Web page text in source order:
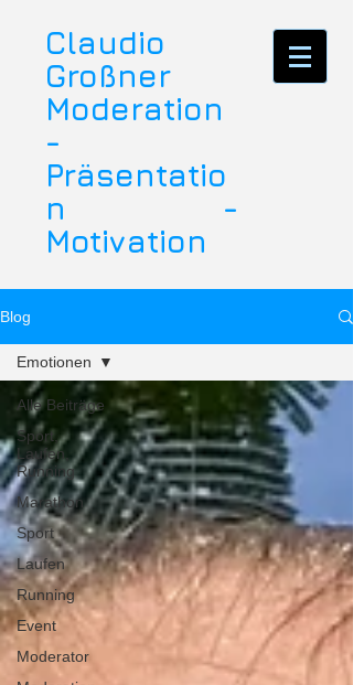
Claudio
Großner
Moderation
-
Präsentatio
n -
Motivation
Blog
Alle Beiträge
Sport,
Laufen,
Running
Marathon
Sport
Laufen
Running
Event
Moderator
Emotionen